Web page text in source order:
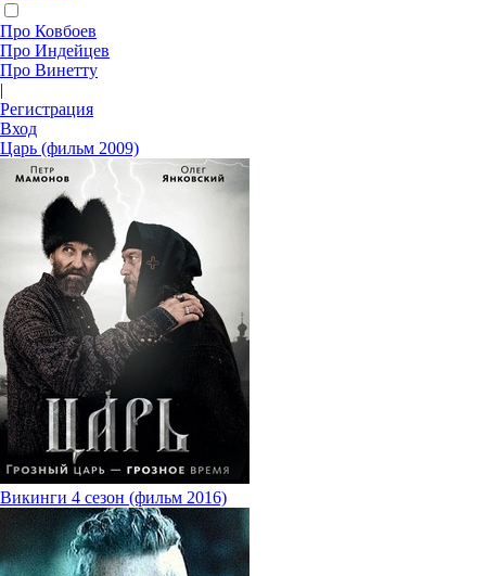
Про Ковбоев
Про Индейцев
Про Винетту
|
Регистрация
Вход
Царь (фильм 2009)
Викинги 4 сезон (фильм 2016)